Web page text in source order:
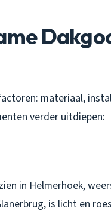
materiaal,
verder uitdiepen:
in Helmerhoek,
is licht en